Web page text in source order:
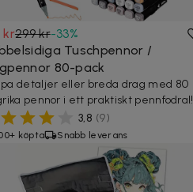
kr299 kr-33%
Tuschpennor /
80-pack
detaljer eller breda drag med 80
pennor i ett praktiskt pennfodral!
3,8 (9)
köpta Snabb leverans